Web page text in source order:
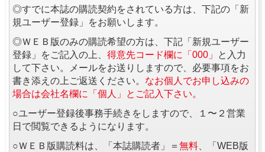
◎すでに本誌の購読契約をされている方は、下記の「新
規ユーザー登録」をお願いします。
◎ＷＥＢ版のみの購読希望の方は、下記「新規ユーザー
登録」をご記入の上、 得意先コード欄に「000」
と入力
して下さい。メールをお送りしますので、必要事項をお
書き添えの上ご返送ください。 なお個人でお申し込みの
場合は会社名欄に「個人」とご記入下さい。
○ユーザー登録後事務手続きをしますので、１〜２営業
日で閲覧できるようになります。
○ＷＥＢ版購読料は、「本誌購読者」＝ 無料 、「WEB版